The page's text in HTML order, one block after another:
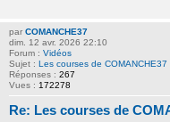
par COMANCHE37
dim. 12 avr. 2026 22:10
Forum : Vidéos
Sujet : Les courses de COMANCHE37
Réponses : 267
Vues : 172278
Re: Les courses de